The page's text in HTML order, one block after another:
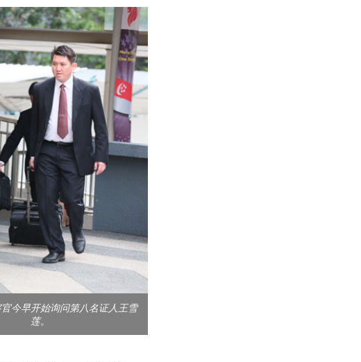
今早开始询问第八名证人王雪
莲。